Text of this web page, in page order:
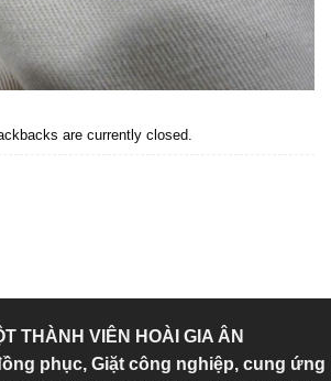
are currently closed.
THÀNH VIÊN HOÀI GIA ÂN
phục, Giặt công nghiệp, cung ứng